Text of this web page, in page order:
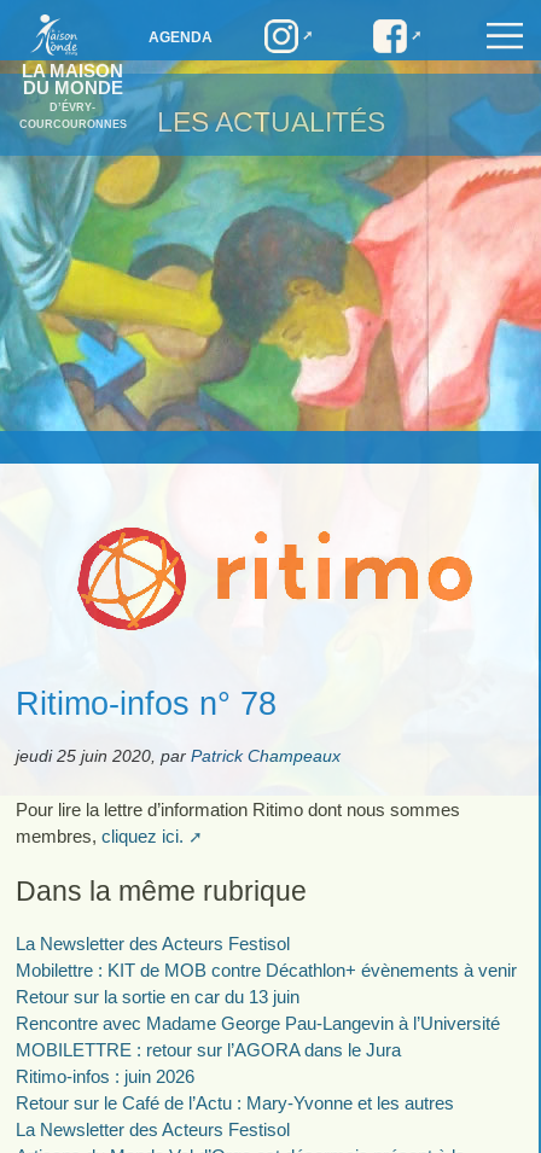
LA MAISON
DU MONDE
D’ÉVRY-
COURCOURONNES
AGENDA
LES ACTUALITÉS
Ritimo-infos n° 78
jeudi 25 juin 2020, par Patrick Champeaux
Pour lire la lettre d’information Ritimo dont nous sommes
membres, cliquez ici.
Dans la même rubrique
La Newsletter des Acteurs Festisol
Mobilettre : KIT de MOB contre Décathlon+ évènements à venir
Retour sur la sortie en car du 13 juin
Rencontre avec Madame George Pau-Langevin à l’Université
MOBILETTRE : retour sur l’AGORA dans le Jura
Ritimo-infos : juin 2026
Retour sur le Café de l’Actu : Mary-Yvonne et les autres
La Newsletter des Acteurs Festisol